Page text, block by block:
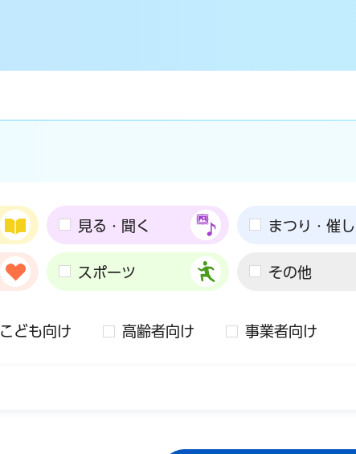
見る・聞く まつり・催し
スポーツ その他
こども向け 高齢者向け 事業者向け